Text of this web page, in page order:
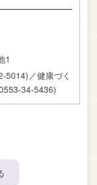
1
5014)／健康づく
34-5436)